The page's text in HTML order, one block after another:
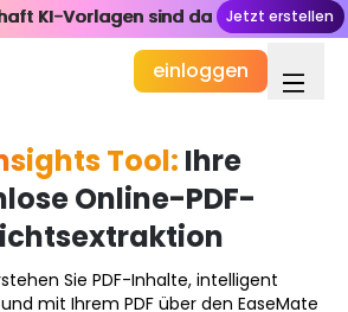
KI-Vorlagen sind da Jetzt erstellen
KI-Vorlagen sind da Jetzt erstellen
einloggen
Meine Bibliothek
Tool: Ihre
Online-PDF-
Sie PDF-Inhalte, intelligent
mit Ihrem PDF über den EaseMate